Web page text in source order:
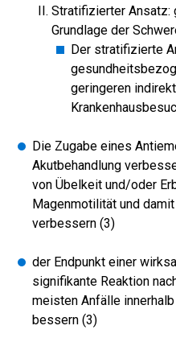
Stratifizierter Ansatz:
Grundlage der
Der stratifizierte
geringeren
Die Zugabe eines
Akutbehandlung
von Übelkeit und/oder
Magenmotilität und
verbessern (3)
der Endpunkt einer
signifikante Reaktion
meisten Anfälle
bessern (3)